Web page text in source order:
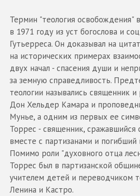
Термин "теология освобождения"
в 1971 году из уст богослова и
Гутьерреса. Он доказывал на
на исторических примерах
двух начал - спасения души и
за земную справедливость.
теологии назывались священник
Дон Хельдер Камара и
Мунье, а одним из первых ее
Торрес - священник, сражавшийся
вместе с партизанами и
Помимо роли "духовного отца
Торрес был в партизанской
учителем детей и переводчиком
Ленина и Кастро.